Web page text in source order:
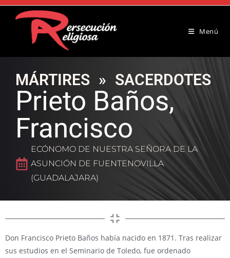
Menú
MÁRTIRES » SACERDOTES
Prieto Baños,
Francisco
ECÓNOMO DE NUESTRA SEÑORA DE LA
ASUNCIÓN DE FUENTENOVILLA
(GUADALAJARA)
Don Francisco Prieto Baños había nacido en 1871. Tras realizar
sus estudios en el Seminario de Toledo, fue ordenado